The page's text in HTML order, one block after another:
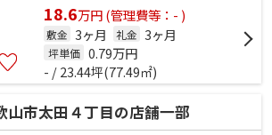
18.6万円(管理費等：- )
敷金 3ヶ月 礼金 3ヶ月
坪単価 0.79万円
- / 23.44坪(77.49㎡)
山市太田４丁目の店舗一部